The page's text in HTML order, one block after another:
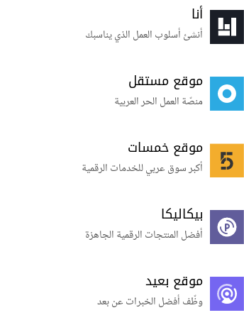
أنا
أنشئ أسلوب العمل الذي يناسبك
موقع مستقل
منصّة العمل الحر العربية
موقع خمسات
أكبر سوق عربي للخدمات الرقمية
بيكاليكا
أفضل المنتجات الرقمية الجاهزة
موقع بعيد
وظّف أفضل الخبرات عن بعد